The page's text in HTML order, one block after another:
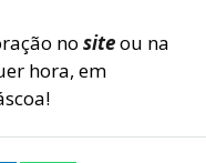
no siteou na
hora, em